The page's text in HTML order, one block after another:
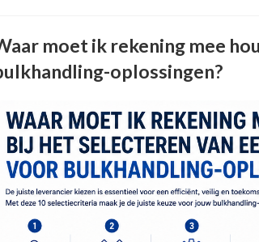
moet ik rekening mee
oplossingen?